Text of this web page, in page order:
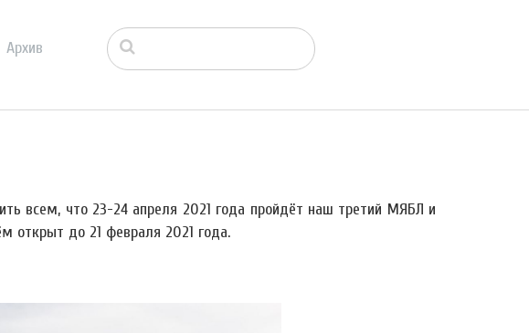
Архив
всем, что 23-24 апреля 2021 года пройдёт наш третий МЯБЛ и
открыт до 21 февраля 2021 года.